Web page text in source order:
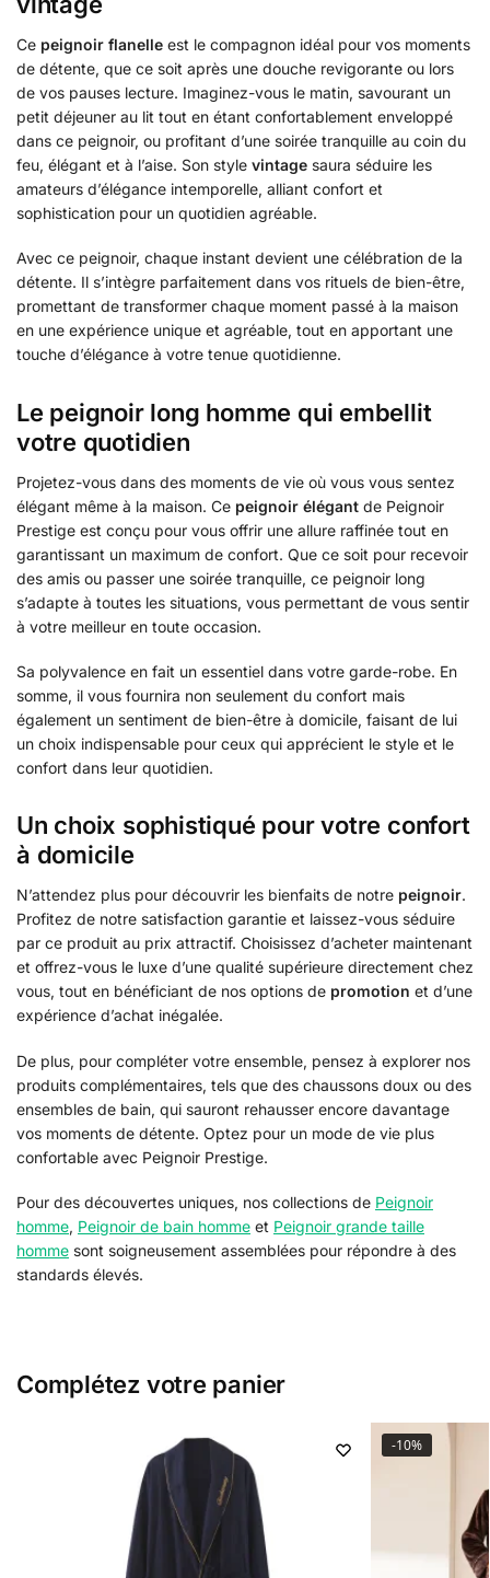
Ce peignoir flanelle est le compagnon idéal pour vos moments
de détente, que ce soit après une douche revigorante ou lors
de vos pauses lecture. Imaginez-vous le matin, savourant un
petit déjeuner au lit tout en étant confortablement enveloppé
dans ce peignoir, ou profitant d’une soirée tranquille au coin du
feu, élégant et à l’aise. Son style vintage saura séduire les
amateurs d’élégance intemporelle, alliant confort et
sophistication pour un quotidien agréable.
Avec ce peignoir, chaque instant devient une célébration de la
détente. Il s’intègre parfaitement dans vos rituels de bien-être,
promettant de transformer chaque moment passé à la maison
en une expérience unique et agréable, tout en apportant une
touche d’élégance à votre tenue quotidienne.
Le peignoir long homme qui embellit
votre quotidien
Projetez-vous dans des moments de vie où vous vous sentez
élégant même à la maison. Ce peignoir élégant de Peignoir
Prestige est conçu pour vous offrir une allure raffinée tout en
garantissant un maximum de confort. Que ce soit pour recevoir
des amis ou passer une soirée tranquille, ce peignoir long
s’adapte à toutes les situations, vous permettant de vous sentir
à votre meilleur en toute occasion.
Sa polyvalence en fait un essentiel dans votre garde-robe. En
somme, il vous fournira non seulement du confort mais
également un sentiment de bien-être à domicile, faisant de lui
un choix indispensable pour ceux qui apprécient le style et le
confort dans leur quotidien.
Un choix sophistiqué pour votre confort
à domicile
N’attendez plus pour découvrir les bienfaits de notre peignoir.
Profitez de notre satisfaction garantie et laissez-vous séduire
par ce produit au prix attractif. Choisissez d’acheter maintenant
et offrez-vous le luxe d’une qualité supérieure directement chez
vous, tout en bénéficiant de nos options de promotion et d’une
expérience d’achat inégalée.
De plus, pour compléter votre ensemble, pensez à explorer nos
produits complémentaires, tels que des chaussons doux ou des
ensembles de bain, qui sauront rehausser encore davantage
vos moments de détente. Optez pour un mode de vie plus
confortable avec Peignoir Prestige.
Pour des découvertes uniques, nos collections de Peignoir
homme, Peignoir de bain homme et Peignoir grande taille
homme sont soigneusement assemblées pour répondre à des
standards élevés.
Complétez votre panier
-10%